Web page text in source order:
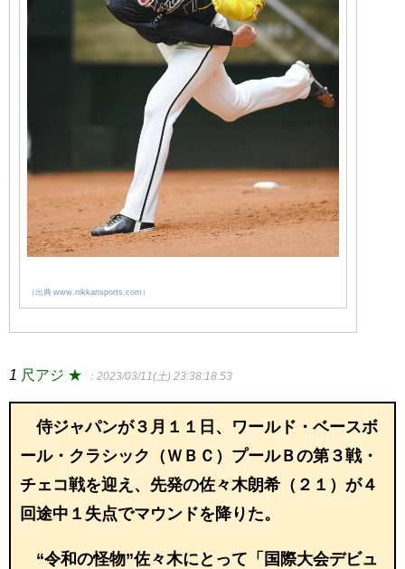
（出典 www.nikkansports.com）
1 尺アジ ★ ：2023/03/11(土) 23:38:18.53
侍ジャパンが３月１１日、ワールド・ベースボ
ール・クラシック（ＷＢＣ）プールＢの第３戦・
チェコ戦を迎え、先発の佐々木朗希（２１）が４
回途中１失点でマウンドを降りた。
“令和の怪物”佐々木にとって「国際大会デビュ